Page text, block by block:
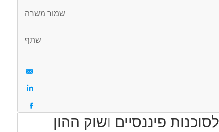
שמור משרה
שתף
פיננסיים ושוק ההון